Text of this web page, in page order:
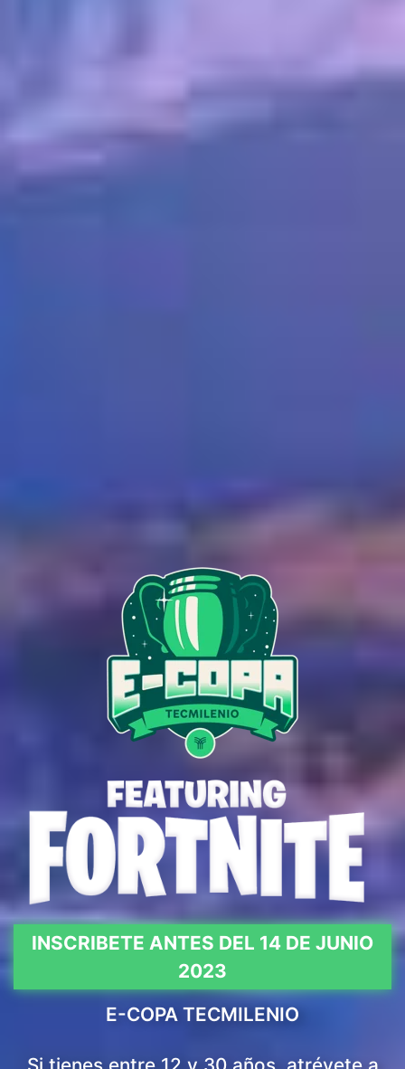
INSCRIBETE ANTES DEL 14 DE JUNIO
2023
E-COPA TECMILENIO